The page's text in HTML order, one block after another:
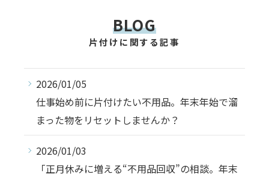
BLOG
片付けに関する記事
2026/01/05
仕事始め前に片付けたい不用品。年末年始で溜
まった物をリセットしませんか？
2026/01/03
「正月休みに増える“不用品回収”の相談。年末